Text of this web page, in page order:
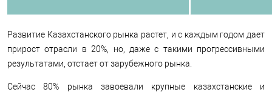
Развитие Казахстанского рынка растет, и с каждым годом дает
прирост отрасли в 20%, но, даже с такими прогрессивными
результатами, отстает от зарубежного рынка.
Сейчас 80% рынка завоевали крупные казахстанские и